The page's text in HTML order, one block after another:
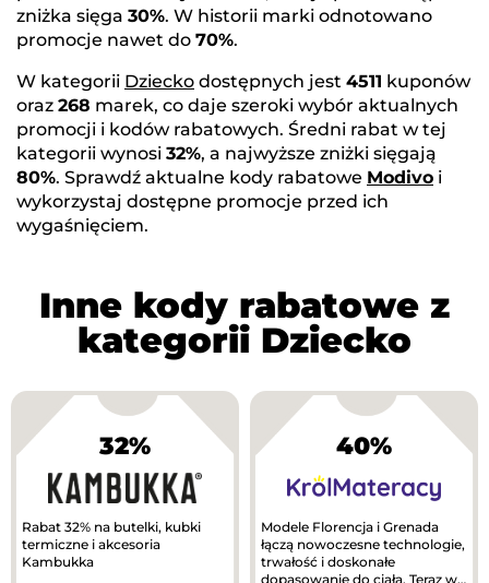
zniżka sięga 30%. W historii marki odnotowano
promocje nawet do 70%.
W kategorii Dziecko dostępnych jest 4511 kuponów
oraz 268 marek, co daje szeroki wybór aktualnych
promocji i kodów rabatowych. Średni rabat w tej
kategorii wynosi 32%, a najwyższe zniżki sięgają
80%. Sprawdź aktualne kody rabatowe Modivo i
wykorzystaj dostępne promocje przed ich
wygaśnięciem.
Inne kody rabatowe z
kategorii Dziecko
32%
Rabat 32% na butelki, kubki
termiczne i akcesoria
Kambukka
40%
Modele Florencja i Grenada
łączą nowoczesne technologie,
trwałość i doskonałe
dopasowanie do ciała. Teraz w